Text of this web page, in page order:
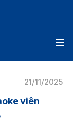
21/11/2025
viên